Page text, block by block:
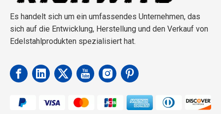
Es handelt sich um ein umfassendes Unternehmen, das
sich auf die Entwicklung, Herstellung und den Verkauf von
Edelstahlprodukten spezialisiert hat.